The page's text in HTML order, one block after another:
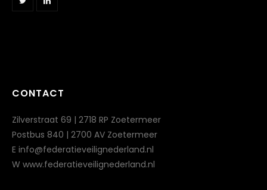
CONTACT
Zilverstraat 69 | 2718 RP Zoetermeer
Postbus 840 | 2700 AV Zoetermeer
E info@federatieveilignederland.nl
W www.federatieveilignederland.nl